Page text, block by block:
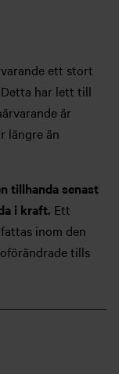
ett stort
har lett till
är
längre än
tillhanda senast
i kraft. Ett
inom den
tills